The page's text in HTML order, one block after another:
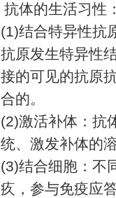
抗体的生活习性
(1)结合特异性抗
抗原发生特异性
接的可见的抗原
合的。
(2)激活补体：抗
统、激发补体的
(3)结合细胞：不
疚，参与免疫应